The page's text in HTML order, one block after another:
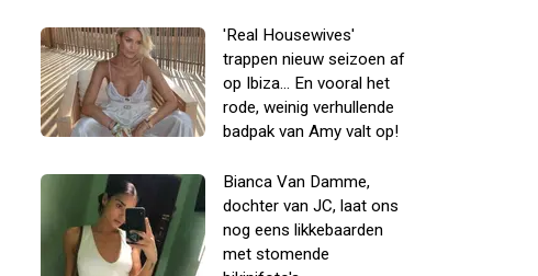
'Real Housewives'
trappen nieuw seizoen af
op Ibiza... En vooral het
rode, weinig verhullende
badpak van Amy valt op!
Bianca Van Damme,
dochter van JC, laat ons
nog eens likkebaarden
met stomende